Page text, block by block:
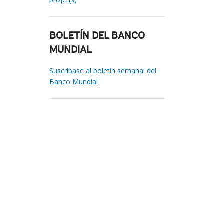
BOLETÍN DEL BANCO
MUNDIAL
Suscríbase al boletín semanal del
Banco Mundial